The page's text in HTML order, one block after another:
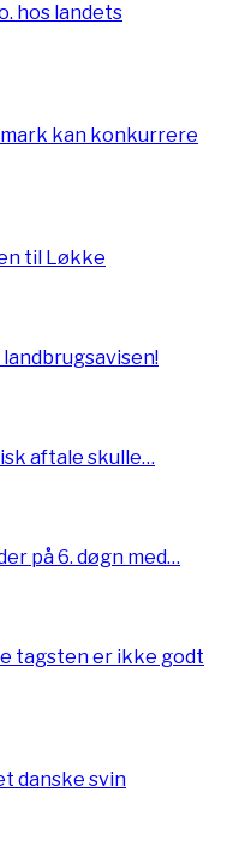
hos landets
kan konkurrere
til Løkke
aftale skulle…
på 6. døgn med…
tagsten er ikke godt
danske svin